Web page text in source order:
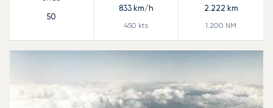
50
833km/h
450 kts
2.222 km
1.200 NM